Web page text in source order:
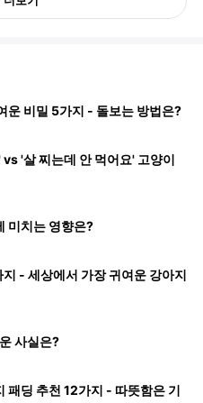
운 비밀 5가지 - 돌보는 방법은?
'살 찌는데 안 먹어요' 고양이
미치는 영향은?
- 세상에서 가장 귀여운 강아지
사실은?
패딩 추천 12가지 - 따뜻함은 기